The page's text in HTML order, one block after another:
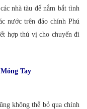
nhà tàu để nắm bắt tình
nước trên đảo chính Phú
hợp thú vị cho chuyến đi
Tay
không thể bỏ qua chính